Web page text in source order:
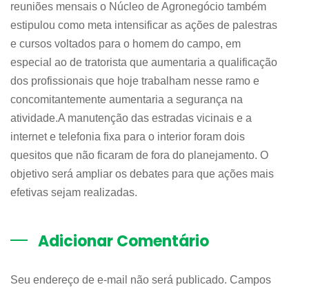
reuniões mensais o Núcleo de Agronegócio também
estipulou como meta intensificar as ações de palestras
e cursos voltados para o homem do campo, em
especial ao de tratorista que aumentaria a qualificação
dos profissionais que hoje trabalham nesse ramo e
concomitantemente aumentaria a segurança na
atividade.A manutenção das estradas vicinais e a
internet e telefonia fixa para o interior foram dois
quesitos que não ficaram de fora do planejamento. O
objetivo será ampliar os debates para que ações mais
efetivas sejam realizadas.
Adicionar Comentário
Seu endereço de e-mail não será publicado. Campos